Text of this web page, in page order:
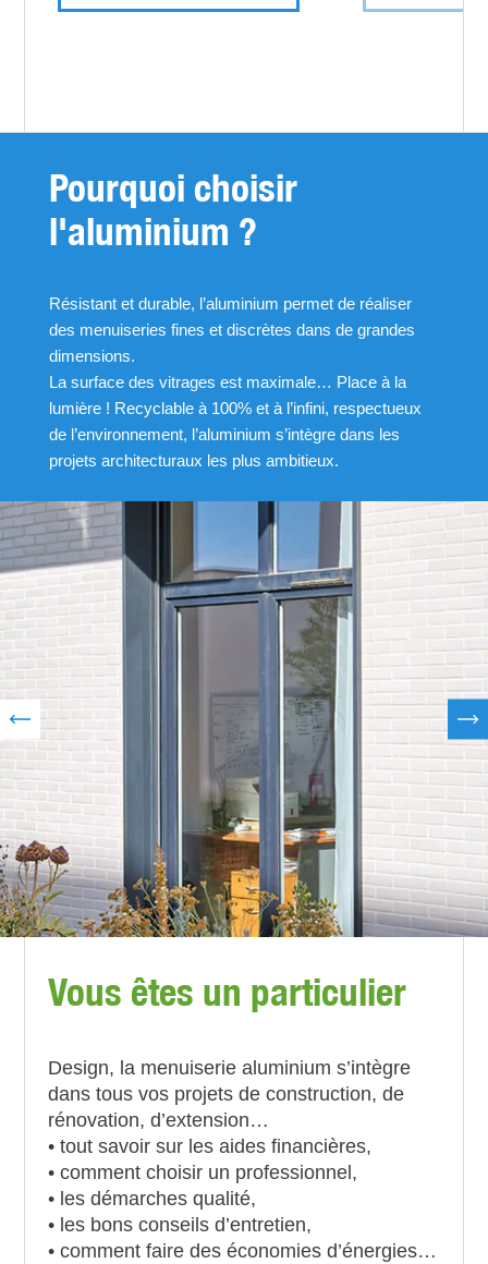
Pourquoi choisir
l'aluminium ?
Résistant et durable, l’aluminium permet de réaliser
des menuiseries fines et discrètes dans de grandes
dimensions.
La surface des vitrages est maximale… Place à la
lumière ! Recyclable à 100% et à l’infini, respectueux
de l’environnement, l’aluminium s’intègre dans les
projets architecturaux les plus ambitieux.
Vous êtes un particulier
Design, la menuiserie aluminium s’intègre
dans tous vos projets de construction, de
rénovation, d’extension…
• tout savoir sur les aides financières,
• comment choisir un professionnel,
• les démarches qualité,
• les bons conseils d’entretien,
• comment faire des économies d’énergies…